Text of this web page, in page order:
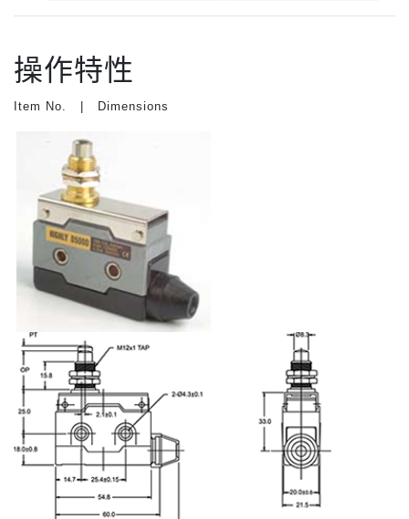
操作特性
Item No. | Dimensions